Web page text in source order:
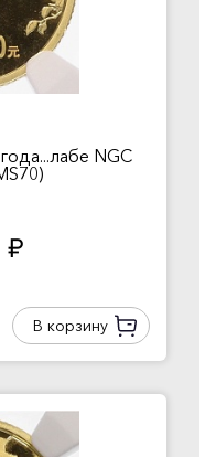
NGC
руб.
В корзину